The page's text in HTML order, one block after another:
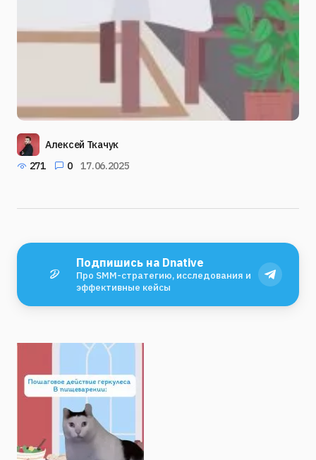
Алексей Ткачук
271
0 17.06.2025
Подпишись на Dnative
Про SMM-стратегию, исследования и
эффективные кейсы